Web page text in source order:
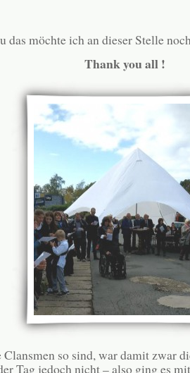
das möchte ich an dieser Stelle
Thank you all !
so sind, war damit zwar
Tag jedoch nicht – also ging es